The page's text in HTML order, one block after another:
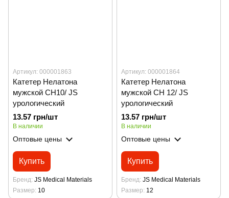
Артикул: 000001863
Катетер Нелатона
мужской CH10/ JS
урологический
13.57 грн/шт
В наличии
Оптовые цены
Купить
Бренд JS Medical Materials
Размер 10
Артикул: 000001864
Катетер Нелатона
мужской CH 12/ JS
урологический
13.57 грн/шт
В наличии
Оптовые цены
Купить
Бренд JS Medical Materials
Размер 12